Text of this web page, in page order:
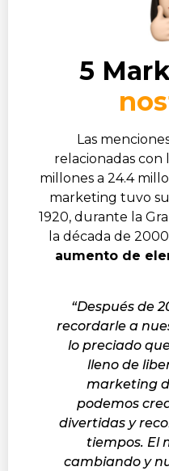
Las
relacionadas con
millones a 24.4
marketing tuvo
1920, durante la
la década de
aumento de
“Después de
recordarle a
lo preciado
lleno de
marketing
podemos
divertidas y
tiempos. El
cambiando y
5